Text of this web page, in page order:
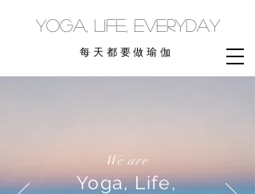
yoga, life, everyday
每天都要做瑜伽
We are
Yoga, Life,